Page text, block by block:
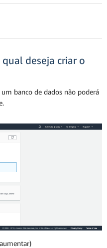
qual deseja criar o
banco de dados não poderá